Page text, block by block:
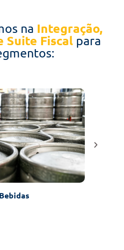
na Integração,
Suite Fiscal para
Bebidas